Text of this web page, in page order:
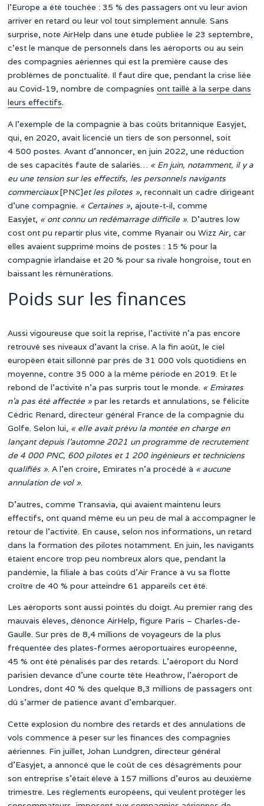
l’Europe a été touchée : 35 % des passagers ont vu leur avion
arriver en retard ou leur vol tout simplement annulé. Sans
surprise, note AirHelp dans une étude publiée le 23 septembre,
c’est le manque de personnels dans les aéroports ou au sein
des compagnies aériennes qui est la première cause des
problèmes de ponctualité. Il faut dire que, pendant la crise liée
au Covid-19, nombre de compagniesont taillé à la serpe dans
leurs effectifs.
A l’exemple de la compagnie à bas coûts britannique Easyjet,
qui, en 2020, avait licencié un tiers de son personnel, soit
4 500 postes. Avant d’annoncer, en juin 2022, une réduction
de ses capacités faute de salariés… « En juin, notamment, il y a
eu une tension sur les effectifs, les personnels navigants
commerciaux[PNC]et les pilotes », reconnaît un cadre dirigeant
d’une compagnie. « Certaines », ajoute-t-il, comme
Easyjet, « ont connu un redémarrage difficile ». D’autres low
cost ont pu repartir plus vite, comme Ryanair ou Wizz Air, car
elles avaient supprimé moins de postes : 15 % pour la
compagnie irlandaise et 20 % pour sa rivale hongroise, tout en
baissant les rémunérations.
Poids sur les finances
Aussi vigoureuse que soit la reprise, l’activité n’a pas encore
retrouvé ses niveaux d’avant la crise. A la fin août, le ciel
européen était sillonné par près de 31 000 vols quotidiens en
moyenne, contre 35 000 à la même période en 2019. Et le
rebond de l’activité n’a pas surpris tout le monde. « Emirates
n’a pas été affectée »par les retards et annulations, se félicite
Cédric Renard, directeur général France de la compagnie du
Golfe. Selon lui, « elle avait prévu la montée en charge en
lançant depuis l’automne 2021 un programme de recrutement
de 4 000 PNC, 600 pilotes et 1 200 ingénieurs et techniciens
qualifiés ». A l’en croire, Emirates n’a procédé à « aucune
annulation de vol ».
D’autres, comme Transavia, qui avaient maintenu leurs
effectifs, ont quand même eu un peu de mal à accompagner le
retour de l’activité. En cause, selon nos informations, un retard
dans la formation des pilotes notamment. En juin, les navigants
étaient encore trop peu nombreux alors que, pendant la
pandémie, la filiale à bas coûts d’Air France à vu sa flotte
croître de 40 % pour atteindre 61 appareils cet été.
Les aéroports sont aussi pointés du doigt. Au premier rang des
mauvais élèves, dénonce AirHelp, figure Paris – Charles-de-
Gaulle. Sur près de 8,4 millions de voyageurs de la plus
fréquentée des plates-formes aéroportuaires européenne,
45 % ont été pénalisés par des retards. L’aéroport du Nord
parisien devance d’une courte tête Heathrow, l’aéroport de
Londres, dont 40 % des quelque 8,3 millions de passagers ont
dû s’armer de patience avant d’embarquer.
Cette explosion du nombre des retards et des annulations de
vols commence à peser sur les finances des compagnies
aériennes. Fin juillet, Johan Lundgren, directeur général
d’Easyjet, a annoncé que le coût de ces désagréments pour
son entreprise s’était élevé à 157 millions d’euros au deuxième
trimestre. Les règlements européens, qui veulent protéger les